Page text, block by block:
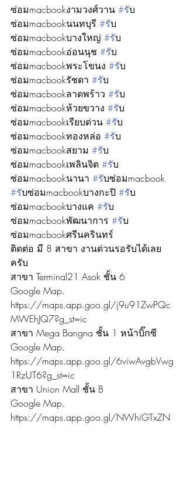
ซ่อมmacbookงามวงศ์วาน #รับ
ซ่อมmacbookนนทบุรี #รับ
ซ่อมmacbookบางใหญ่ #รับ
ซ่อมmacbookอ่อนนุช #รับ
ซ่อมmacbookพระโขนง #รับ
ซ่อมmacbookรัชดา #รับ
ซ่อมmacbookลาดพร้าว #รับ
ซ่อมmacbookห้วยขวาง #รับ
ซ่อมmacbookเรียบด่วน #รับ
ซ่อมmacbookทองหล่อ #รับ
ซ่อมmacbookสยาม #รับ
ซ่อมmacbookเพลินจิต #รับ
ซ่อมmacbookนานา #รับซ่อมmacbook
#รับซ่อมmacbookบางกะปิ #รับ
ซ่อมmacbookบางแค #รับ
ซ่อมmacbookพัฒนาการ #รับ
ซ่อมmacbookศรีนครินทร์
ติดต่อ มี 8 สาขา งานด่วนรอรับได้เลย
ครับ
สาขา Terminal21 Asok ชั้น 6
Google Map.
https://maps.app.goo.gl/j9u91ZwPQc
MWEhJQ7?g_st=ic
สาขา Mega Bangna ชั้น 1 หน้าบิ๊กซี
Google Map.
https://maps.app.goo.gl/6viwAvgbVwg
1RzUT6?g_st=ic
สาขา Union Mall ชั้น B
Google Map.
https://maps.app.goo.gl/NWhiGTxZN